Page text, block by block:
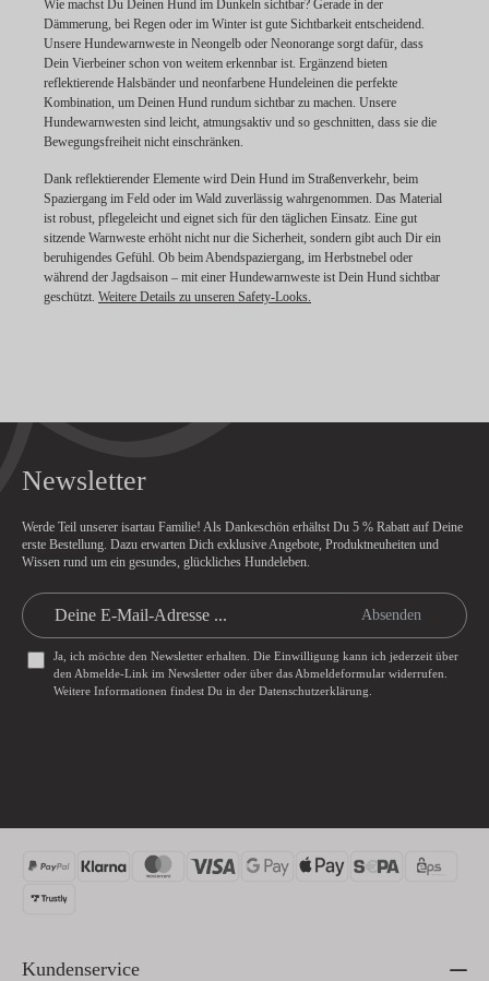
Wie machst Du Deinen Hund im Dunkeln sichtbar? Gerade in der
Dämmerung, bei Regen oder im Winter ist gute Sichtbarkeit entscheidend.
Unsere Hundewarnweste in Neongelb oder Neonorange sorgt dafür, dass
Dein Vierbeiner schon von weitem erkennbar ist. Ergänzend bieten
reflektierende Halsbänder und neonfarbene Hundeleinen die perfekte
Kombination, um Deinen Hund rundum sichtbar zu machen. Unsere
Hundewarnwesten sind leicht, atmungsaktiv und so geschnitten, dass sie die
Bewegungsfreiheit nicht einschränken.
Dank reflektierender Elemente wird Dein Hund im Straßenverkehr, beim
Spaziergang im Feld oder im Wald zuverlässig wahrgenommen. Das Material
ist robust, pflegeleicht und eignet sich für den täglichen Einsatz. Eine gut
sitzende Warnweste erhöht nicht nur die Sicherheit, sondern gibt auch Dir ein
beruhigendes Gefühl. Ob beim Abendspaziergang, im Herbstnebel oder
während der Jagdsaison – mit einer Hundewarnweste ist Dein Hund sichtbar
geschützt. Weitere Details zu unseren Safety-Looks.
Newsletter
Werde Teil unserer isartau Familie! Als Dankeschön erhältst Du 5 % Rabatt auf Deine
erste Bestellung. Dazu erwarten Dich exklusive Angebote, Produktneuheiten und
Wissen rund um ein gesundes, glückliches Hundeleben.
Absenden
Ja, ich möchte den Newsletter erhalten. Die Einwilligung kann ich jederzeit über
den Abmelde-Link im Newsletter oder über das Abmeldeformularwiderrufen.
Weitere Informationen findest Du in der Datenschutzerklärung
Kundenservice